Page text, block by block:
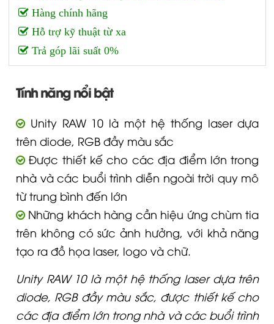
Hàng chính hãng
Hỗ trợ kỹ thuật từ xa
Trả góp lãi suất 0%
Tính năng nổi bật
Unity RAW 10 là một hệ thống laser dựa
trên diode, RGB đầy màu sắc
Được thiết kế cho các địa điểm lớn trong
nhà và các buổi trình diễn ngoài trời quy mô
từ trung bình đến lớn
Những khách hàng cần hiệu ứng chùm tia
trên không có sức ảnh hưởng, với khả năng
tạo ra đồ họa laser, logo và chữ.
Unity RAW 10 là một hệ thống laser dựa trên
diode, RGB đầy màu sắc, được thiết kế cho
các địa điểm lớn trong nhà và các buổi trình